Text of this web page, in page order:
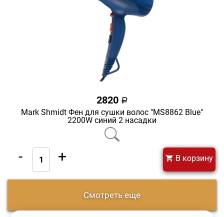
2820 a
Mark Shmidt Фен для сушки волос "MS8862 Blue"
2200W синий 2 насадки
- + В корзину
Смотреть еще